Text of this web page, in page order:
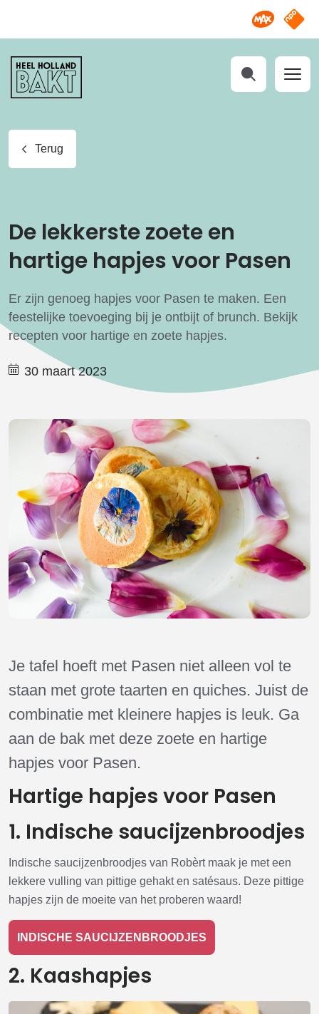
Omroep
NPO
Heel
Holland
Bakt
Terug
De lekkerste zoete en
hartige hapjes voor Pasen
Er zijn genoeg hapjes voor Pasen te maken. Een
feestelijke toevoeging bij je ontbijt of brunch. Bekijk
recepten voor hartige en zoete hapjes.
30 maart 2023
Je tafel hoeft met Pasen niet alleen vol te
staan met grote taarten en quiches. Juist de
combinatie met kleinere hapjes is leuk. Ga
aan de bak met deze zoete en hartige
hapjes voor Pasen.
Hartige hapjes voor Pasen
1. Indische saucijzenbroodjes
Indische saucijzenbroodjes van Robèrt maak je met een
lekkere vulling van pittige gehakt en satésaus. Deze pittige
hapjes zijn de moeite van het proberen waard!
INDISCHE SAUCIJZENBROODJES
2. Kaashapjes